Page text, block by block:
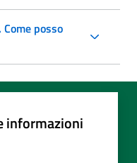
posso
informazioni